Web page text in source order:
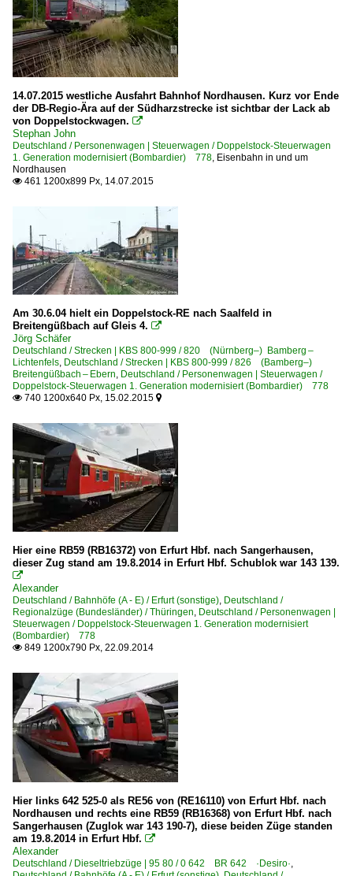
14.07.2015 westliche Ausfahrt Bahnhof Nordhausen. Kurz vor Ende
der DB-Regio-Ära auf der Südharzstrecke ist sichtbar der Lack ab
von Doppelstockwagen. 
Stephan John
Deutschland / Personenwagen | Steuerwagen / Doppelstock-Steuerwagen
1. Generation modernisiert (Bombardier) 778, Eisenbahn in und um
Nordhausen
 461 1200x899 Px, 14.07.2015
Am 30.6.04 hielt ein Doppelstock-RE nach Saalfeld in
Breitengüßbach auf Gleis 4. 
Jörg Schäfer
Deutschland / Strecken | KBS 800-999 / 820 (Nürnberg–) Bamberg –
Lichtenfels, Deutschland / Strecken | KBS 800-999 / 826 (Bamberg–)
Breitengüßbach – Ebern, Deutschland / Personenwagen | Steuerwagen /
Doppelstock-Steuerwagen 1. Generation modernisiert (Bombardier) 778
 740 1200x640 Px, 15.02.2015 
Hier eine RB59 (RB16372) von Erfurt Hbf. nach Sangerhausen,
dieser Zug stand am 19.8.2014 in Erfurt Hbf. Schublok war 143 139.

Alexander
Deutschland / Bahnhöfe (A - E) / Erfurt (sonstige), Deutschland /
Regionalzüge (Bundesländer) / Thüringen, Deutschland / Personenwagen |
Steuerwagen / Doppelstock-Steuerwagen 1. Generation modernisiert
(Bombardier) 778
 849 1200x790 Px, 22.09.2014
Hier links 642 525-0 als RE56 von (RE16110) von Erfurt Hbf. nach
Nordhausen und rechts eine RB59 (RB16368) von Erfurt Hbf. nach
Sangerhausen (Zuglok war 143 190-7), diese beiden Züge standen
am 19.8.2014 in Erfurt Hbf. 
Alexander
Deutschland / Dieseltriebzüge | 95 80 / 0 642 BR 642 ·Desiro·,